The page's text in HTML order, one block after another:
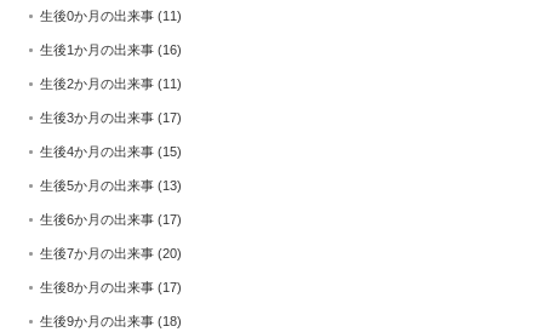
生後0か月の出来事 (11)
生後1か月の出来事 (16)
生後2か月の出来事 (11)
生後3か月の出来事 (17)
生後4か月の出来事 (15)
生後5か月の出来事 (13)
生後6か月の出来事 (17)
生後7か月の出来事 (20)
生後8か月の出来事 (17)
生後9か月の出来事 (18)